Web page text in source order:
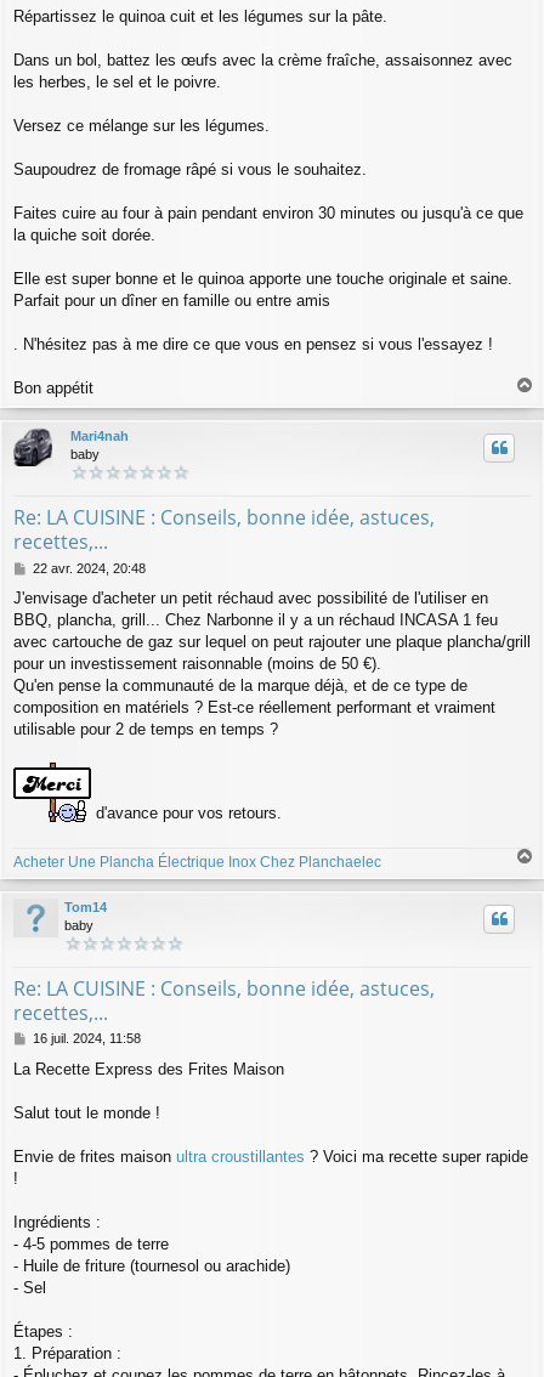
Répartissez le quinoa cuit et les légumes sur la pâte.
Dans un bol, battez les œufs avec la crème fraîche, assaisonnez avec
les herbes, le sel et le poivre.
Versez ce mélange sur les légumes.
Saupoudrez de fromage râpé si vous le souhaitez.
Faites cuire au four à pain pendant environ 30 minutes ou jusqu'à ce que
la quiche soit dorée.
Elle est super bonne et le quinoa apporte une touche originale et saine.
Parfait pour un dîner en famille ou entre amis
. N'hésitez pas à me dire ce que vous en pensez si vous l'essayez !
Bon appétit
a
u
Mari4nah
baby
Re: LA CUISINE : Conseils, bonne idée, astuces,
recettes,...
M
s
s
a
g
e
22 avr. 2024, 20:48
J'envisage d'acheter un petit réchaud avec possibilité de l'utiliser en
BBQ, plancha, grill... Chez Narbonne il y a un réchaud INCASA 1 feu
avec cartouche de gaz sur lequel on peut rajouter une plaque plancha/grill
pour un investissement raisonnable (moins de 50 €).
Qu'en pense la communauté de la marque déjà, et de ce type de
composition en matériels ? Est-ce réellement performant et vraiment
utilisable pour 2 de temps en temps ?
d'avance pour vos retours.
Acheter Une Plancha Électrique Inox Chez Planchaelec
u
Tom14
baby
Re: LA CUISINE : Conseils, bonne idée, astuces,
recettes,...
M
s
a
16 juil. 2024, 11:58
La Recette Express des Frites Maison
Salut tout le monde !
Envie de frites maison ultra croustillantes ? Voici ma recette super rapide
!
Ingrédients :
- 4-5 pommes de terre
- Huile de friture (tournesol ou arachide)
- Sel
Étapes :
1. Préparation :